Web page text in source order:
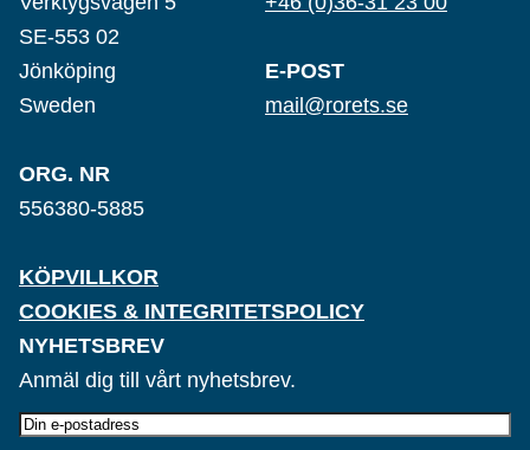
SE-553 02
Jönköping
Sweden
E-POST
mail@rorets.se
ORG. NR
556380-5885
KÖPVILLKOR
COOKIES & INTEGRITETSPOLICY
NYHETSBREV
Anmäl dig till vårt nyhetsbrev.
E-